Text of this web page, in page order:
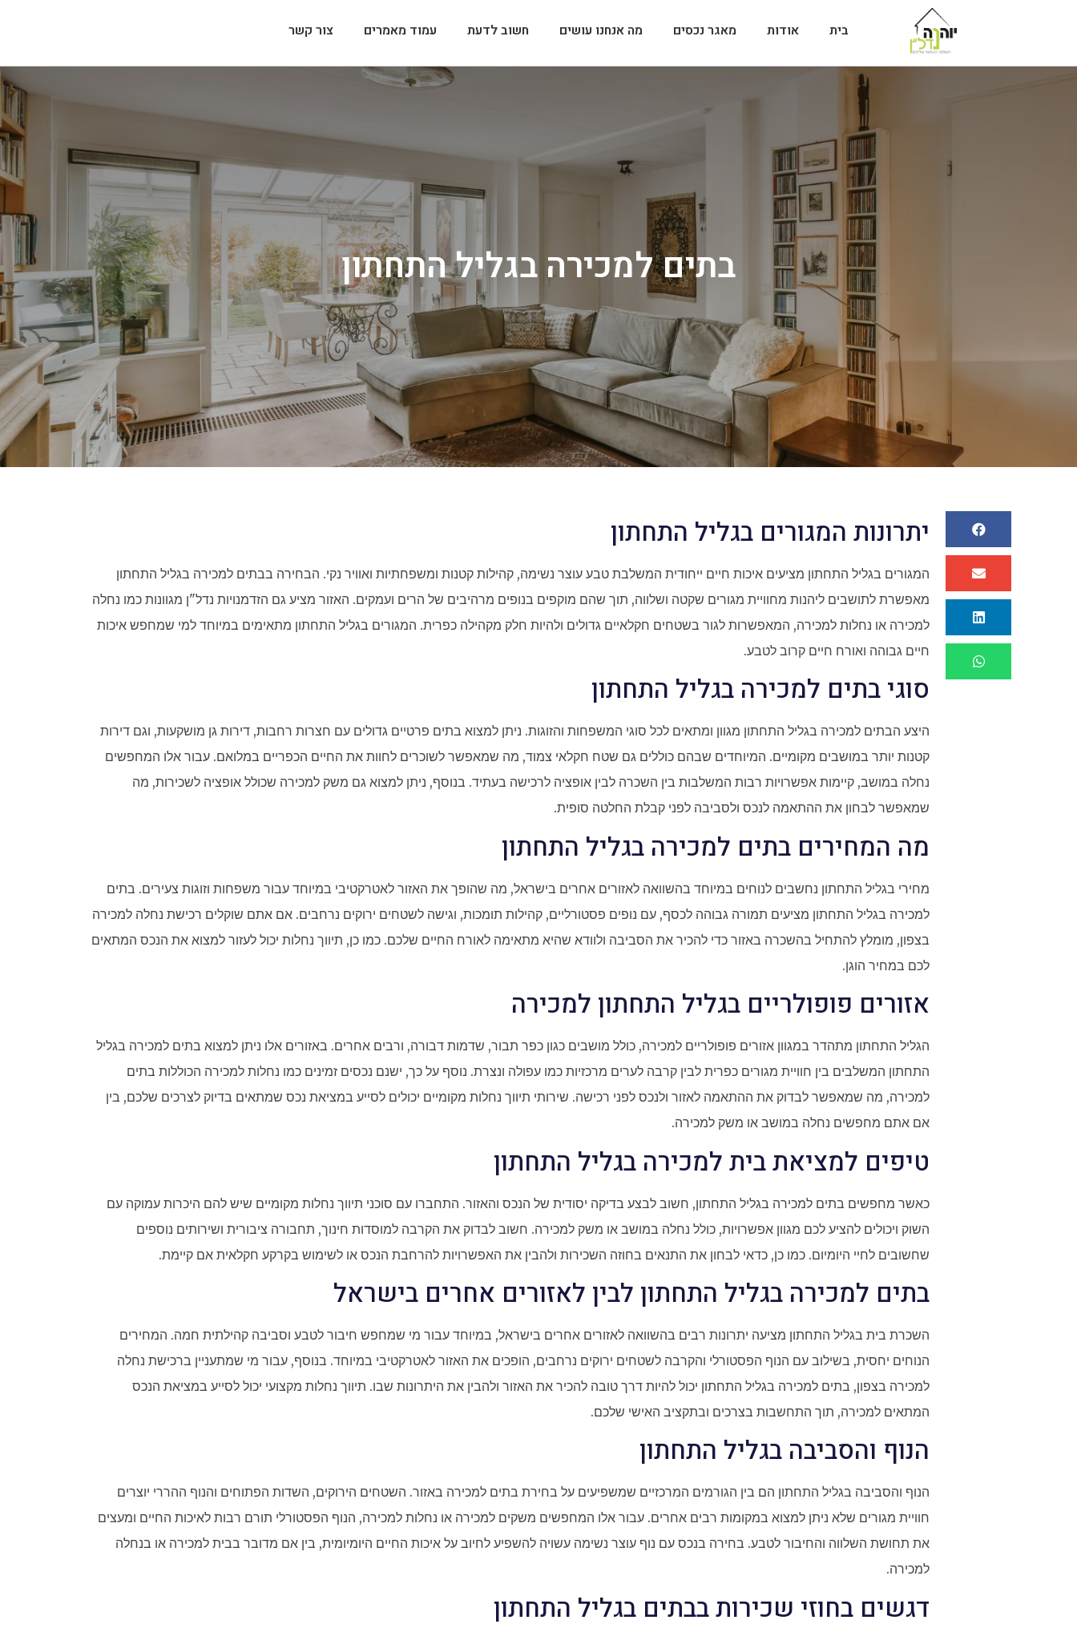
בית אודות מאגר נכסים מה אנחנו עושים חשוב לדעת עמוד מאמרים צור קשר
בתים למכירה בגליל התחתון
יתרונות המגורים בגליל התחתון
המגורים בגליל התחתון מציעים איכות חיים ייחודית המשלבת טבע עוצר נשימה, קהילות קטנות ומשפחתיות ואוויר נקי. הבחירה בבתים למכירה בגליל התחתון
מאפשרת לתושבים ליהנות מחוויית מגורים שקטה ושלווה, תוך שהם מוקפים בנופים מרהיבים של הרים ועמקים. האזור מציע גם הזדמנויות נדל"ן מגוונות כמו נחלה
למכירה או נחלות למכירה, המאפשרות לגור בשטחים חקלאיים גדולים ולהיות חלק מקהילה כפרית. המגורים בגליל התחתון מתאימים במיוחד למי שמחפש איכות
חיים גבוהה ואורח חיים קרוב לטבע.
סוגי בתים למכירה בגליל התחתון
היצע הבתים למכירה בגליל התחתון מגוון ומתאים לכל סוגי המשפחות והזוגות. ניתן למצוא בתים פרטיים גדולים עם חצרות רחבות, דירות גן מושקעות, וגם דירות
קטנות יותר במושבים מקומיים. המיוחדים שבהם כוללים גם שטח חקלאי צמוד, מה שמאפשר לשוכרים לחוות את החיים הכפריים במלואם. עבור אלו המחפשים
נחלה במושב, קיימות אפשרויות רבות המשלבות בין השכרה לבין אופציה לרכישה בעתיד. בנוסף, ניתן למצוא גם משק למכירה שכולל אופציה לשכירות, מה
שמאפשר לבחון את ההתאמה לנכס ולסביבה לפני קבלת החלטה סופית.
מה המחירים בתים למכירה בגליל התחתון
מחירי בגליל התחתון נחשבים לנוחים במיוחד בהשוואה לאזורים אחרים בישראל, מה שהופך את האזור לאטרקטיבי במיוחד עבור משפחות וזוגות צעירים. בתים
למכירה בגליל התחתון מציעים תמורה גבוהה לכסף, עם נופים פסטורליים, קהילות תומכות, וגישה לשטחים ירוקים נרחבים. אם אתם שוקלים רכישת נחלה למכירה
בצפון, מומלץ להתחיל בהשכרה באזור כדי להכיר את הסביבה ולוודא שהיא מתאימה לאורח החיים שלכם. כמו כן, תיווך נחלות יכול לעזור למצוא את הנכס המתאים
לכם במחיר הוגן.
אזורים פופולריים בגליל התחתון למכירה
הגליל התחתון מתהדר במגוון אזורים פופולריים למכירה, כולל מושבים כגון כפר תבור, שדמות דבורה, ורבים אחרים. באזורים אלו ניתן למצוא בתים למכירה בגליל
התחתון המשלבים בין חוויית מגורים כפרית לבין קרבה לערים מרכזיות כמו עפולה ונצרת. נוסף על כך, ישנם נכסים זמינים כמו נחלות למכירה הכוללות בתים
למכירה, מה שמאפשר לבדוק את ההתאמה לאזור ולנכס לפני רכישה. שירותי תיווך נחלות מקומיים יכולים לסייע במציאת נכס שמתאים בדיוק לצרכים שלכם, בין
אם אתם מחפשים נחלה במושב או משק למכירה.
טיפים למציאת בית למכירה בגליל התחתון
כאשר מחפשים בתים למכירה בגליל התחתון, חשוב לבצע בדיקה יסודית של הנכס והאזור. התחברו עם סוכני תיווך נחלות מקומיים שיש להם היכרות עמוקה עם
השוק ויכולים להציע לכם מגוון אפשרויות, כולל נחלה במושב או משק למכירה. חשוב לבדוק את הקרבה למוסדות חינוך, תחבורה ציבורית ושירותים נוספים
שחשובים לחיי היומיום. כמו כן, כדאי לבחון את התנאים בחוזה השכירות ולהבין את האפשרויות להרחבת הנכס או לשימוש בקרקע חקלאית אם קיימת.
בתים למכירה בגליל התחתון לבין לאזורים אחרים בישראל
השכרת בית בגליל התחתון מציעה יתרונות רבים בהשוואה לאזורים אחרים בישראל, במיוחד עבור מי שמחפש חיבור לטבע וסביבה קהילתית חמה. המחירים
הנוחים יחסית, בשילוב עם הנוף הפסטורלי והקרבה לשטחים ירוקים נרחבים, הופכים את האזור לאטרקטיבי במיוחד. בנוסף, עבור מי שמתעניין ברכישת נחלה
למכירה בצפון, בתים למכירה בגליל התחתון יכול להיות דרך טובה להכיר את האזור ולהבין את היתרונות שבו. תיווך נחלות מקצועי יכול לסייע במציאת הנכס
המתאים למכירה, תוך התחשבות בצרכים ובתקציב האישי שלכם.
הנוף והסביבה בגליל התחתון
הנוף והסביבה בגליל התחתון הם בין הגורמים המרכזיים שמשפיעים על בחירת בתים למכירה באזור. השטחים הירוקים, השדות הפתוחים והנוף ההררי יוצרים
חוויית מגורים שלא ניתן למצוא במקומות רבים אחרים. עבור אלו המחפשים משקים למכירה או נחלות למכירה, הנוף הפסטורלי תורם רבות לאיכות החיים ומעצים
את תחושת השלווה והחיבור לטבע. בחירה בנכס עם נוף עוצר נשימה עשויה להשפיע לחיוב על איכות החיים היומיומית, בין אם מדובר בבית למכירה או בנחלה
למכירה.
דגשים בחוזי שכירות בבתים בגליל התחתון